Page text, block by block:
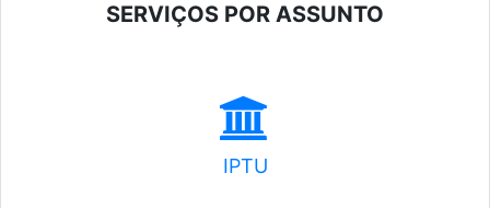
SERVIÇOS POR ASSUNTO
IPTU